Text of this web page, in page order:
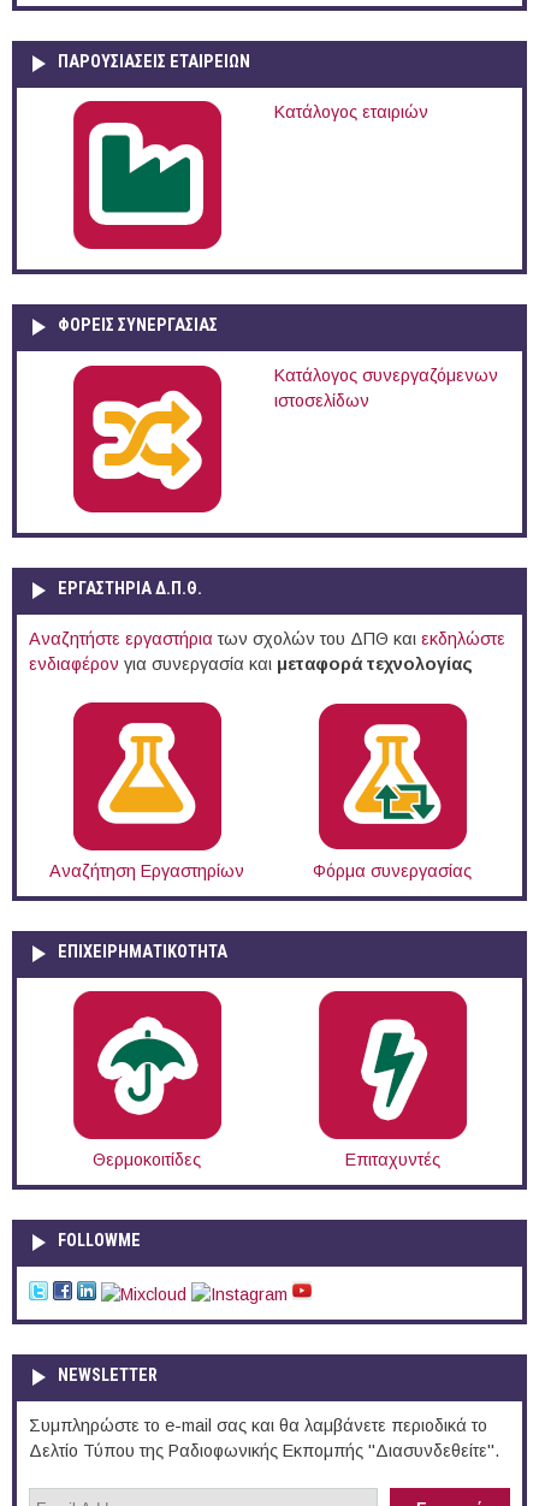
ΠΑΡΟΥΣΙΆΣΕΙΣ ΕΤΑΙΡΕΙΏΝ
Κατάλογος εταιριών
ΦΟΡΕΙΣ ΣΥΝΕΡΓΑΣΙΑΣ
Κατάλογος συνεργαζόμενων
ιστοσελίδων
ΕΡΓΑΣΤΗΡΙΑ Δ.Π.Θ.
Αναζητήστε εργαστήρια των σχολών του ΔΠΘ και εκδηλώστε
ενδιαφέρον για συνεργασία και μεταφορά τεχνολογίας
Αναζήτηση Εργαστηρίων Φόρμα συνεργασίας
ΕΠΙΧΕΙΡΗΜΑΤΙΚΟΤΗΤΑ
Θερμοκοιτίδες Επιταχυντές
FOLLOWME
NEWSLETTER
Συμπληρώστε το e-mail σας και θα λαμβάνετε περιοδικά το
Δελτίο Τύπου της Ραδιοφωνικής Εκπομπής "Διασυνδεθείτε".